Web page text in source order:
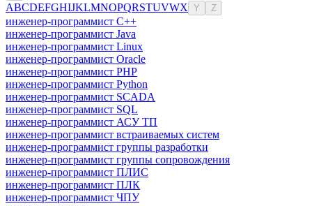
ABCDEFGHIJKLMNOPQRSTUVWX Y Z
инженер-программист C++
инженер-программист Java
инженер-программист Linux
инженер-программист Oracle
инженер-программист PHP
инженер-программист Python
инженер-программист SCADA
инженер-программист SQL
инженер-программист АСУ ТП
инженер-программист встраиваемых систем
инженер-программист группы разработки
инженер-программист группы сопровождения
инженер-программист ПЛИС
инженер-программист ПЛК
инженер-программист ЧПУ